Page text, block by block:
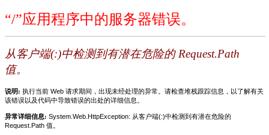
“/”应用程序中的服务器错误。
从客户端(:)中检测到有潜在危险的 Request.Path
值。
说明: 执行当前 Web 请求期间，出现未经处理的异常。请检查堆栈跟踪信息，以了解有关
该错误以及代码中导致错误的出处的详细信息。
异常详细信息: System.Web.HttpException: 从客户端(:)中检测到有潜在危险的
Request.Path 值。